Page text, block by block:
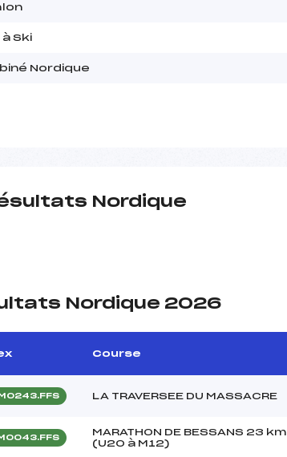
Ski
Nordique
Nordique
Nordique 2026
Course
LA TRAVERSEE DU MASSACRE
MARATHON DE BESSANS 23 km
(U20 à M12)